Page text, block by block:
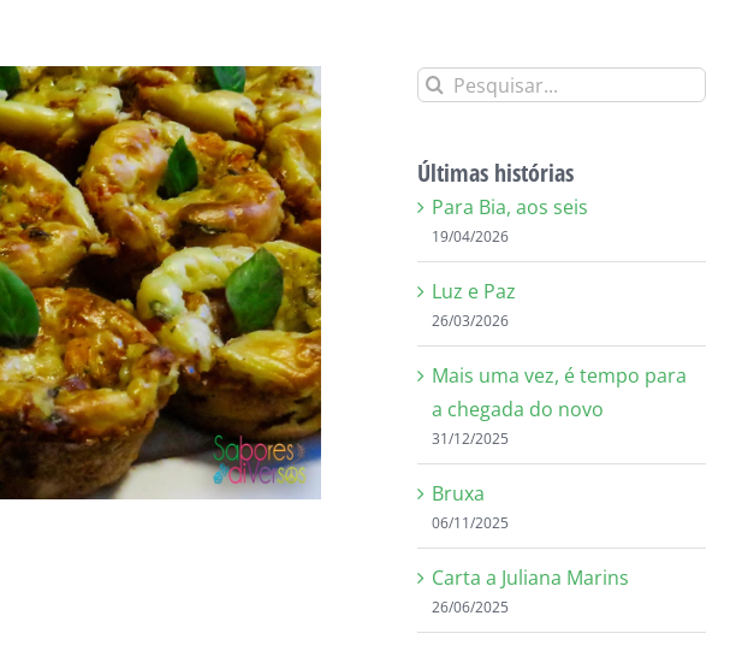
Buscar
Últimas histórias
Para Bia, aos seis
19/04/2026
Luz e Paz
26/03/2026
Mais uma vez, é tempo para
a chegada do novo
31/12/2025
Bruxa
06/11/2025
Carta a Juliana Marins
26/06/2025